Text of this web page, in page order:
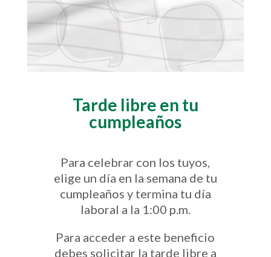
Tarde libre en tu
cumpleaños
Para celebrar con los tuyos,
elige un día en la semana de tu
cumpleaños y termina tu día
laboral a la 1:00 p.m.
Para acceder a este beneficio
debes solicitar la tarde libre a